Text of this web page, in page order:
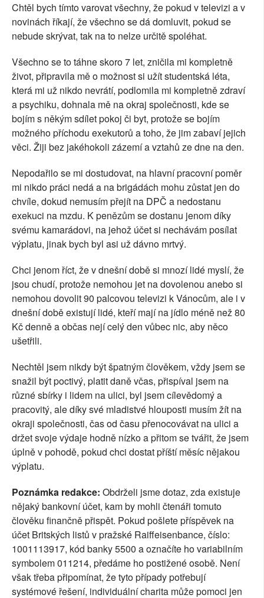
Chtěl bych tímto varovat všechny, že pokud v televizi a v
novinách říkají, že všechno se dá domluvit, pokud se
nebude skrývat, tak na to nelze určitě spoléhat.
Všechno se to táhne skoro 7 let, zničila mi kompletně
život, připravila mě o možnost si užít studentská léta,
která mi už nikdo nevrátí, podlomila mi kompletně zdraví
a psychiku, dohnala mě na okraj společnosti, kde se
bojím s někým sdílet pokoj či byt, protože se bojím
možného příchodu exekutorů a toho, že jim zabaví jejich
věci. Žiji bez jakéhokoli zázemí a vztahů ze dne na den.
Nepodařilo se mi dostudovat, na hlavní pracovní poměr
mi nikdo práci nedá a na brigádách mohu zůstat jen do
chvíle, dokud nemusím přejít na DPČ a nedostanu
exekuci na mzdu. K penězům se dostanu jenom díky
svému kamarádovi, na jehož účet si nechávám posílat
výplatu, jinak bych byl asi už dávno mrtvý.
Chci jenom říct, že v dnešní době si mnozí lidé myslí, že
jsou chudí, protože nemohou jet na dovolenou anebo si
nemohou dovolit 90 palcovou televizi k Vánocům, ale i v
dnešní době existují lidé, kteří mají na jídlo méně než 80
Kč denně a občas nejí celý den vůbec nic, aby něco
ušetřili.
Nechtěl jsem nikdy být špatným člověkem, vždy jsem se
snažil být poctivý, platit daně včas, přispíval jsem na
různé sbírky i lidem na ulici, byl jsem cílevědomý a
pracovitý, ale díky své mladistvé hlouposti musím žít na
okraji společnosti, čas od času přenocovávat na ulici a
držet svoje výdaje hodně nízko a přitom se tvářit, že jsem
úplně v pohodě, pokud chci dostat příští měsíc nějakou
výplatu.
Poznámka redakce: Obdrželi jsme dotaz, zda existuje
nějaký bankovní účet, kam by mohli čtenáři tomuto
člověku finančně přispět. Pokud pošlete příspěvek na
účet Britských listů v pražské Raiffeisenbance, číslo:
1001113917, kód banky 5500 a označíte ho variabilním
symbolem 011214, předáme ho postižené osobě. Není
však třeba připomínat, že tyto případy potřebují
systémové řešení, individuální charita může pomoci jen